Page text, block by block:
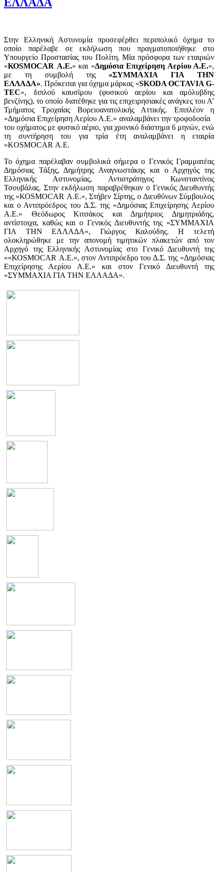
Στην Ελληνική Αστυνομία προσεφέρθει περιπολικό όχημα το
οποίο παρέλαβε σε εκδήλωση που πραγματοποιήθηκε στο
Υπουργείο Προστασίας του Πολίτη. Μία πρόσφορα των εταιριών
«ΚΟSMΟCΑR Α.Ε.» και «Δημόσια Επιχείρηση Αερίου Α.Ε.»,
με τη συμβολή της «ΣΥΜΜΑΧΙΑ ΓΙΑ ΤΗΝ
ΕΛΛΑΔΑ». Πρόκειται για όχημα μάρκας «SKODA OCTAVIA G-
TEC», διπλού καυσίμου (φυσικού αερίου και αμόλυβδης
βενζίνης), το οποίο διατέθηκε για τις επιχειρησιακές ανάγκες του Α’
Τμήματος Τροχαίας Βορειοανατολικής Αττικής. Επιπλέον η
«Δημόσια Επιχείρηση Αερίου Α.Ε.» αναλαμβάνει την τροφοδοσία
του οχήματος με φυσικό αέριο, για χρονικό διάστημα 6 μηνών, ενώ
τη συντήρηση του για τρία έτη αναλαμβάνει η εταιρία
«KOSMOCAR Α.Ε.
Το όχημα παρέλαβαν συμβολικά σήμερα ο Γενικός Γραμματέας
Δημόσιας Τάξης, Δημήτρης Αναγνωστάκης και ο Αρχηγός της
Ελληνικής Αστυνομίας, Αντιστράτηγος Κωνσταντίνος
Τσουβάλας. Στην εκδήλωση παραβρέθηκαν ο Γενικός Διευθυντής
της «ΚΟSΜΟCAR Α.Ε.», Στήβεν Σίρτης, ο Διευθύνων Σύμβουλος
και ο Αντιπρόεδρος του Δ.Σ. της «Δημόσιας Επιχείρησης Αερίου
Α.Ε.» Θεόδωρος Κιτσάκος και Δημήτριος Δημητριάδης,
αντίστοιχα, καθώς και ο Γενικός Διευθυντής της «ΣΥΜΜΑΧΙΑ
ΓΙΑ ΤΗΝ ΕΛΛΑΔΑ», Γιώργος Καλούδης. Η τελετή
ολοκληρώθηκε με την απονομή τιμητικών πλακετών από τον
Αρχηγό της Ελληνικής Αστυνομίας στο Γενικό Διευθυντή της
««ΚΟSΜΟCΑR Α.Ε.», στον Αντιπρόεδρο του Δ.Σ. της «Δημόσιας
Επιχείρησης Αερίου Α.Ε.» και στον Γενικό Διευθυντή της
«ΣΥΜΜΑΧΙΑ ΓΙΑ ΤΗΝ ΕΛΛΑΔΑ».